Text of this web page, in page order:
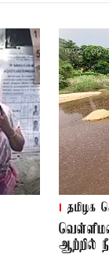
தமிழக
ஆற்றில்